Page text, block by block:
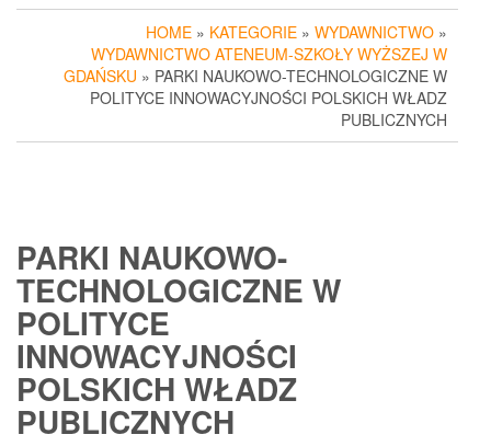
HOME » KATEGORIE » WYDAWNICTWO »
WYDAWNICTWO ATENEUM-SZKOŁY WYŻSZEJ W
GDAŃSKU » PARKI NAUKOWO-TECHNOLOGICZNE W
POLITYCE INNOWACYJNOŚCI POLSKICH WŁADZ
PUBLICZNYCH
PARKI NAUKOWO-
TECHNOLOGICZNE W
POLITYCE
INNOWACYJNOŚCI
POLSKICH WŁADZ
PUBLICZNYCH